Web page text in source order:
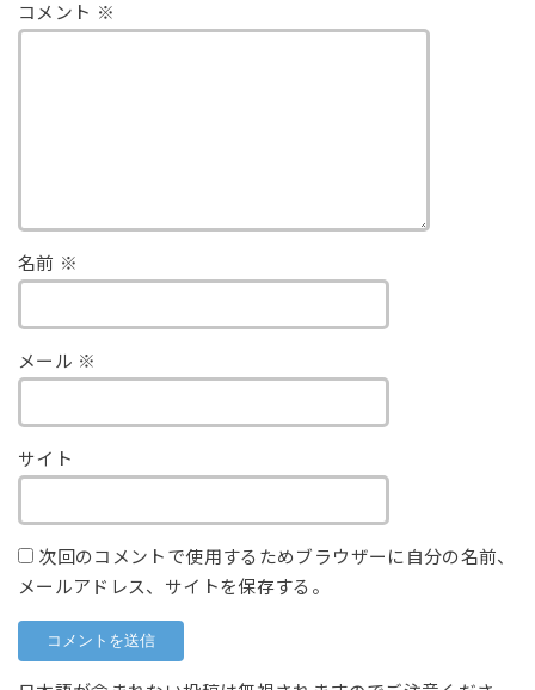
コメント ※
名前 ※
メール ※
サイト
次回のコメントで使用するためブラウザーに自分の名前、
メールアドレス、サイトを保存する。